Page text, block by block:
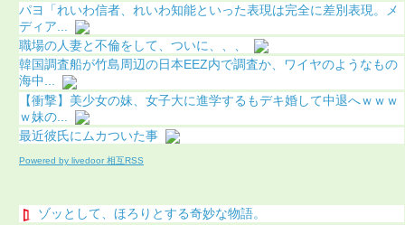
パヨ「れいわ信者、れいわ知能といった表現は完全に差別表現。メ
ディア...
職場の人妻と不倫をして、ついに、、、
韓国調査船が竹島周辺の日本EEZ内で調査か、ワイヤのようなもの
海中...
【衝撃】美少女の妹、女子大に進学するもデキ婚して中退へｗｗｗ
ｗ妹の...
最近彼氏にムカついた事
Powered by livedoor 相互RSS
ゾッとして、ほろりとする奇妙な物語。